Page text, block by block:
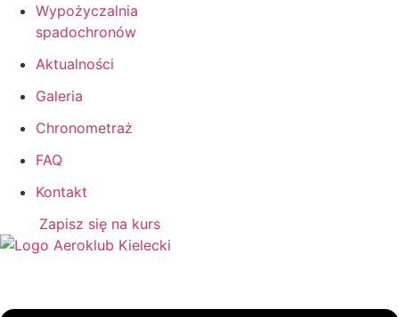
Wypożyczalnia
spadochronów
Aktualności
Galeria
Chronometraż
FAQ
Kontakt
Zapisz się na kurs